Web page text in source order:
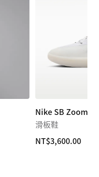
Nike SB Zoom
滑板鞋
NT$3,600.00
NT$3,600.00